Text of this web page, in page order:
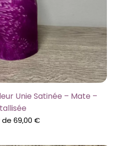
Unie Satinée – Mate –
de69,00€